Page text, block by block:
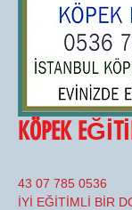
KÖPEK
0536 785 07 43
İYİ EĞİTİMLİ BİR